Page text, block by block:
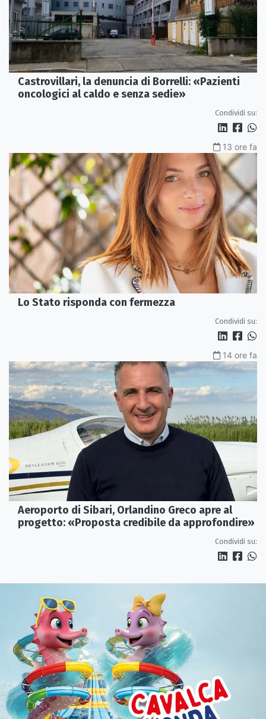
Castrovillari, la denuncia di Borrelli: «Pazienti
oncologici al caldo e senza sedie»
Condividi su:
13 ore fa
Lo Stato risponda con fermezza
Condividi su:
14 ore fa
Aeroporto di Sibari, Orlandino Greco apre al
progetto: «Proposta credibile da approfondire»
Condividi su: